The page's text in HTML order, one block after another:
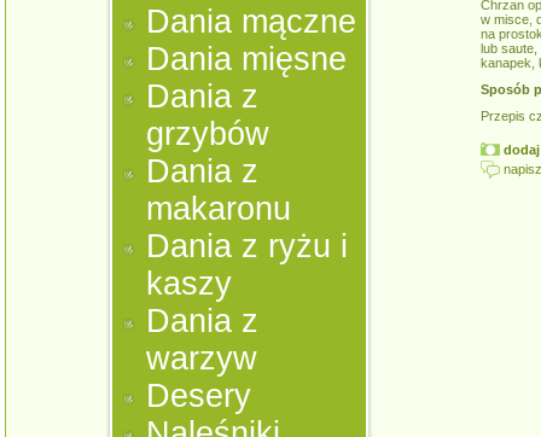
Dania mączne
Dania mięsne
Dania z
grzybów
Dania z
makaronu
Dania z ryżu i
kaszy
Dania z
warzyw
Desery
Chrzan
w misce,
na
lub saute,
kanapek,
Sposób
Przepis